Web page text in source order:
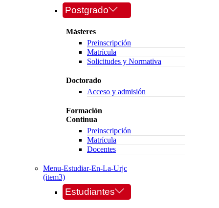
Postgrado
Másteres
Preinscripción
Matrícula
Solicitudes y Normativa
Doctorado
Acceso y admisión
Formación
Continua
Preinscripción
Matrícula
Docentes
Menu-Estudiar-En-La-Urjc
(item3)
Estudiantes